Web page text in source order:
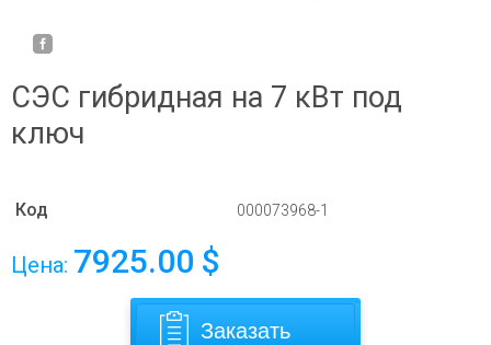
СЭС гибридная на 7 кВт под
ключ
Код 000073968-1
Цена: 7925.00 $
Заказать